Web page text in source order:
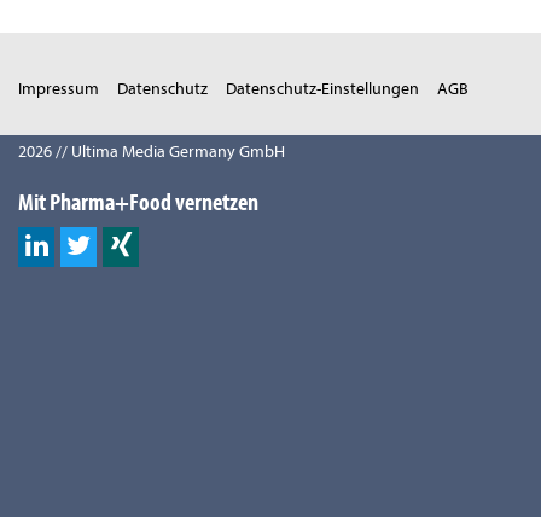
Impressum Datenschutz Datenschutz-Einstellungen AGB
2026 // Ultima Media Germany GmbH
Mit Pharma+Food vernetzen